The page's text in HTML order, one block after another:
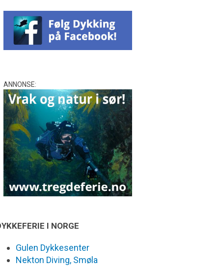
ANNONSE:
I NORGE
Gulen Dykkesenter
Nekton Diving, Smøla